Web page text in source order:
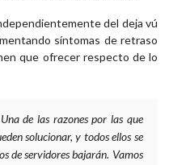
del deja vú
síntomas de retraso
que ofrecer respecto de lo
de las razones por las que
solucionar, y todos ellos se
de servidores bajarán. Vamos